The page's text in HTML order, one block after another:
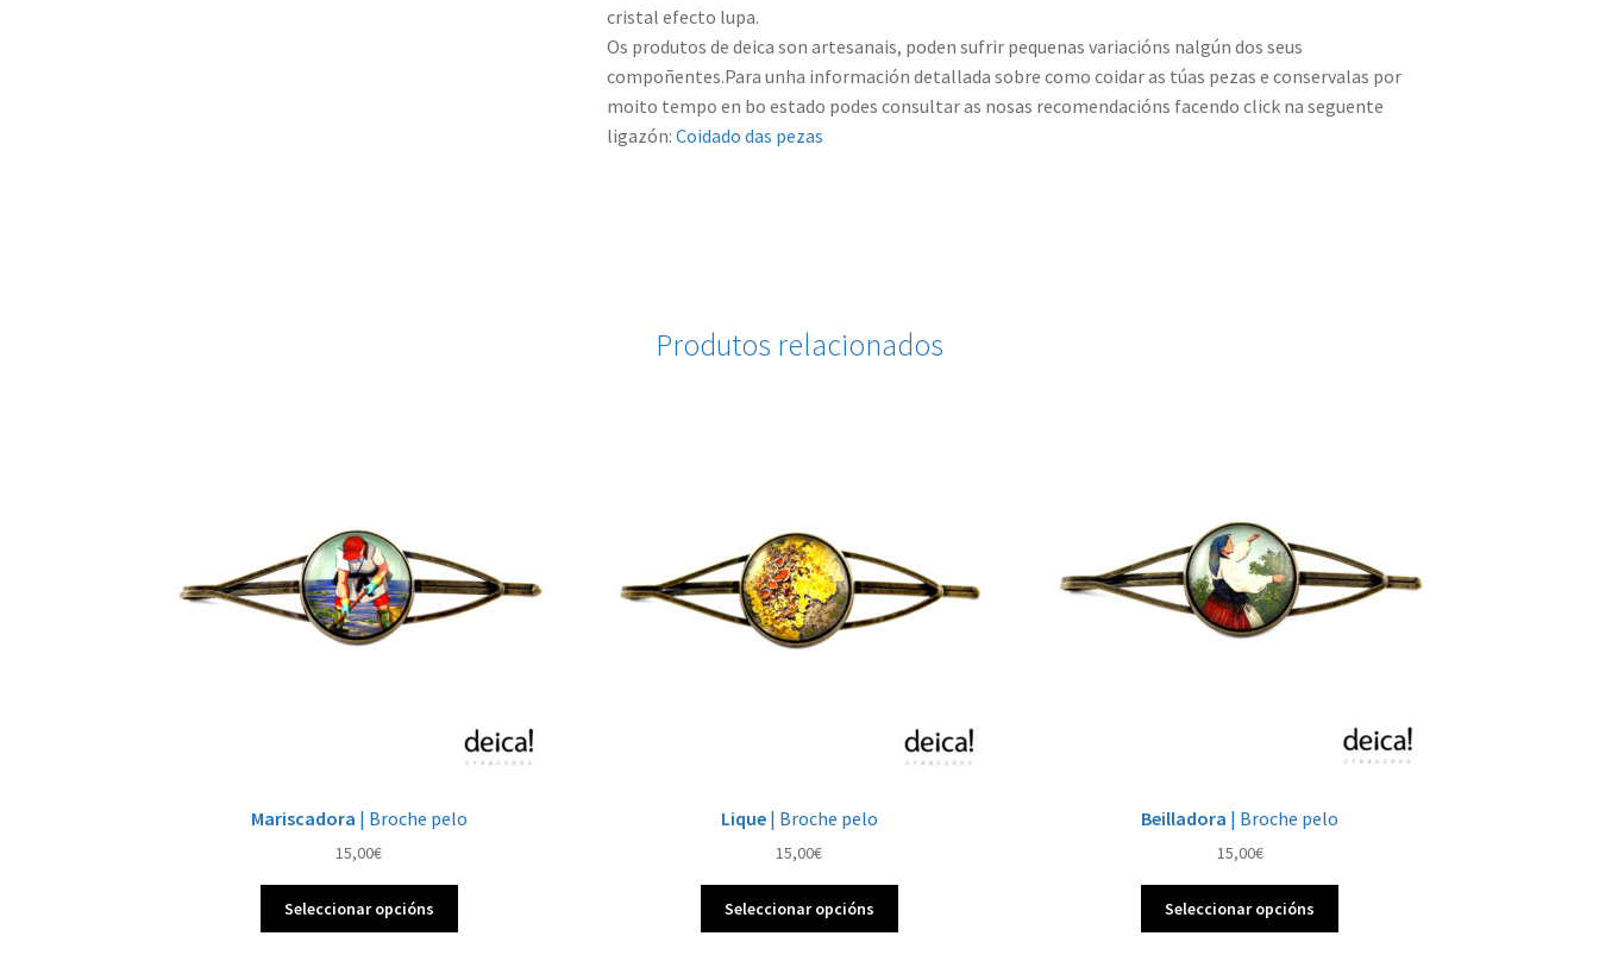
cristal efecto lupa.
Os produtos de deica son artesanais, poden sufrir pequenas variacións nalgún dos seus
compoñentes.Para unha información detallada sobre como coidar as túas pezas e conservalas por
moito tempo en bo estado podes consultar as nosas recomendacións facendo click na seguente
ligazón:Coidado das pezas
Produtos relacionados
Mariscadora | Broche pelo
15,00€
Seleccionar opcións
Lique| Broche pelo
15,00€
Seleccionar opcións
Beilladora | Broche pelo
15,00€
Seleccionar opcións